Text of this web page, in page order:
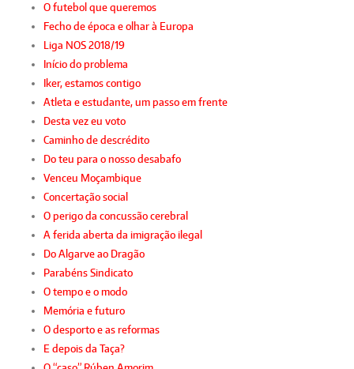
O futebol que queremos
Fecho de época e olhar à Europa
Liga NOS 2018/19
Início do problema
Iker, estamos contigo
Atleta e estudante, um passo em frente
Desta vez eu voto
Caminho de descrédito
Do teu para o nosso desabafo
Venceu Moçambique
Concertação social
O perigo da concussão cerebral
A ferida aberta da imigração ilegal
Do Algarve ao Dragão
Parabéns Sindicato
O tempo e o modo
Memória e futuro
O desporto e as reformas
E depois da Taça?